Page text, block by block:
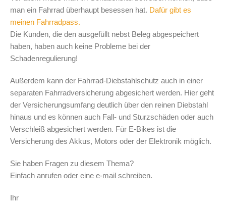
man ein Fahrrad überhaupt besessen hat. Dafür gibt es
meinen Fahrradpass.
Die Kunden, die den ausgefüllt nebst Beleg abgespeichert
haben, haben auch keine Probleme bei der
Schadenregulierung!
Außerdem kann der Fahrrad-Diebstahlschutz auch in einer
separaten Fahrradversicherung abgesichert werden. Hier geht
der Versicherungsumfang deutlich über den reinen Diebstahl
hinaus und es können auch Fall- und Sturzschäden oder auch
Verschleiß abgesichert werden. Für E-Bikes ist die
Versicherung des Akkus, Motors oder der Elektronik möglich.
Sie haben Fragen zu diesem Thema?
Einfach anrufen oder eine e-mail schreiben.
Ihr